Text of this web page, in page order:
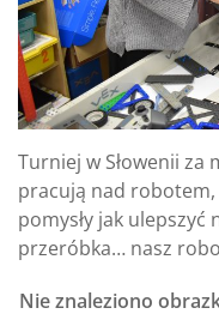
Turniej w Słowenii za
pracują nad
pomysły jak
przeróbka… nasz
Nie znaleziono